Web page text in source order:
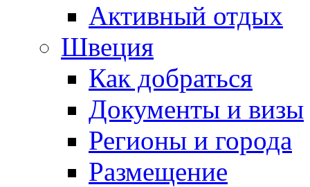
Активный отдых
Швеция
Как добраться
Документы и визы
Регионы и города
Размещение